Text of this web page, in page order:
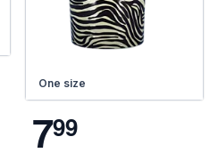
One size
799